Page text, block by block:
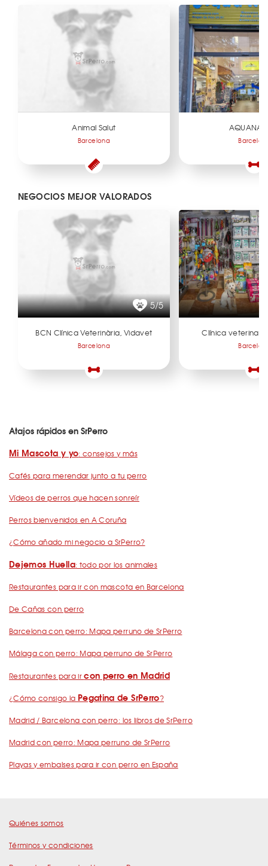
Animal Salut
Barcelona
NEGOCIOS MEJOR VALORADOS
5/5
BCN Clínica Veterinària, Vidavet
Barcelona
Clínica
Atajos rápidos en SrPerro
Mi Mascota y yo: consejos y más
Cafés para merendar junto a tu perro
Vídeos de perros que hacen sonreír
Perros bienvenidos en A Coruña
¿Cómo añado mi negocio a SrPerro?
Dejemos Huella: todo por los animales
Restaurantes para ir con mascota en Barcelona
De Cañas con perro
Barcelona con perro: Mapa perruno de SrPerro
Málaga con perro: Mapa perruno de SrPerro
Restaurantes para ircon perro en Madrid
¿Cómo consigo la Pegatina de SrPerro?
Madrid / Barcelona con perro: los libros de SrPerro
Madrid con perro: Mapa perruno de SrPerro
Playas y embalses para ir con perro en España
Quiénes somos
Términos y condiciones